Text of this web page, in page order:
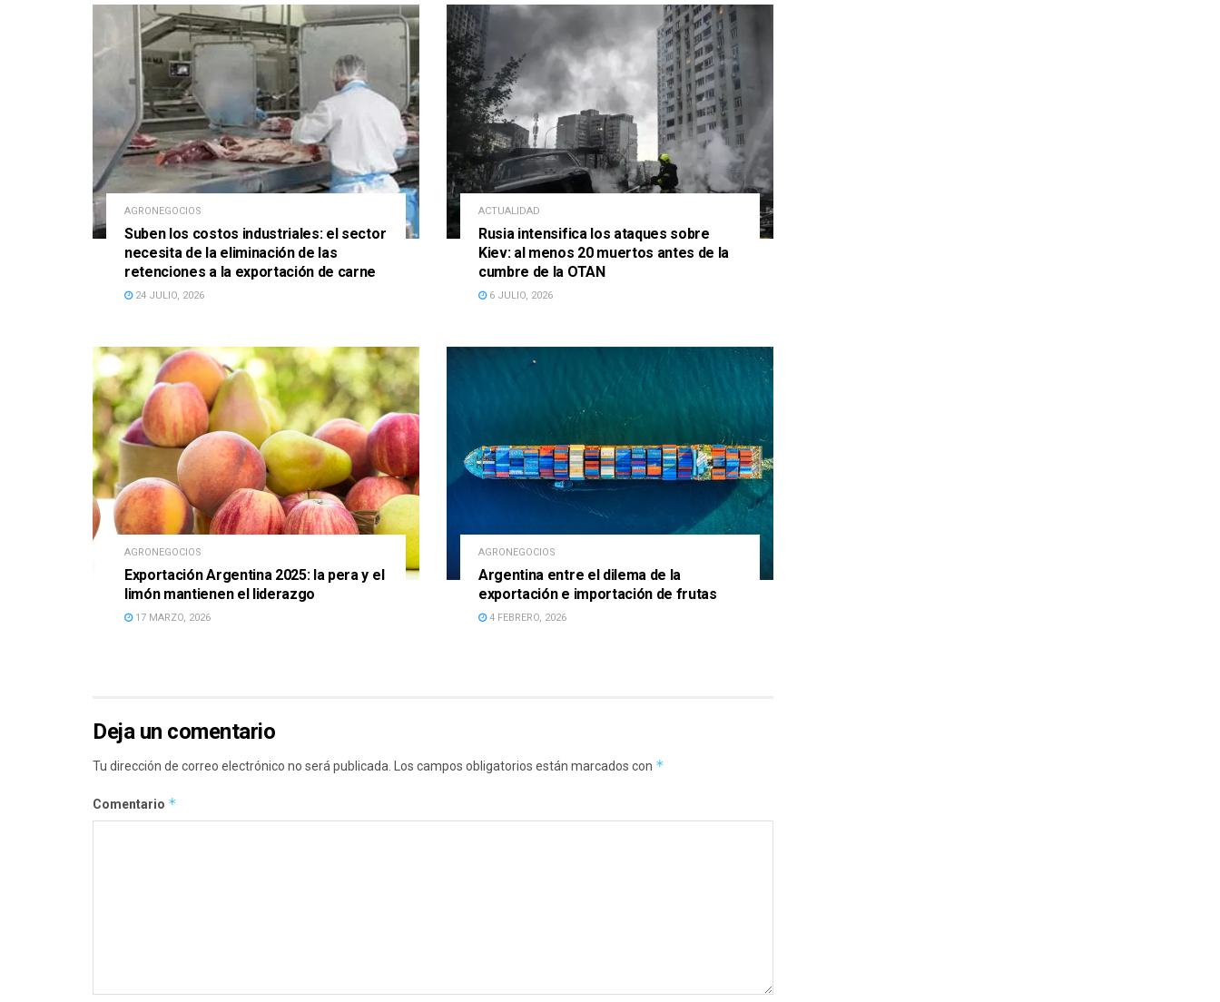
AGRONEGOCIOS
Suben los costos industriales: el sector
necesita de la eliminación de las
retenciones a la exportación de carne
24 JULIO, 2026
ACTUALIDAD
Rusia intensifica los ataques sobre
Kiev: al menos 20 muertos antes de la
cumbre de la OTAN
6 JULIO, 2026
AGRONEGOCIOS
Exportación Argentina 2025: la pera y el
limón mantienen el liderazgo
17 MARZO, 2026
AGRONEGOCIOS
Argentina entre el dilema de la
exportación e importación de frutas
4 FEBRERO, 2026
Deja un comentario
Tu dirección de correo electrónico no será publicada. Los campos obligatorios están marcados con *
Comentario *